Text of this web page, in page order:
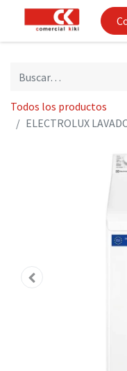
Todos los productos
ELECTROLUX